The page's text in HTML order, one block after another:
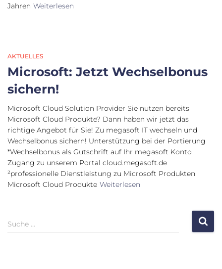
Jahren Weiterlesen
AKTUELLES
Microsoft: Jetzt Wechselbonus
sichern!
Microsoft Cloud Solution Provider Sie nutzen bereits
Microsoft Cloud Produkte? Dann haben wir jetzt das
richtige Angebot für Sie! Zu megasoft IT wechseln und
Wechselbonus sichern! Unterstützung bei der Portierung
*Wechselbonus als Gutschrift auf Ihr megasoft Konto
Zugang zu unserem Portal cloud.megasoft.de
²professionelle Dienstleistung zu Microsoft Produkten
Microsoft Cloud Produkte Weiterlesen
S
u
Suche …